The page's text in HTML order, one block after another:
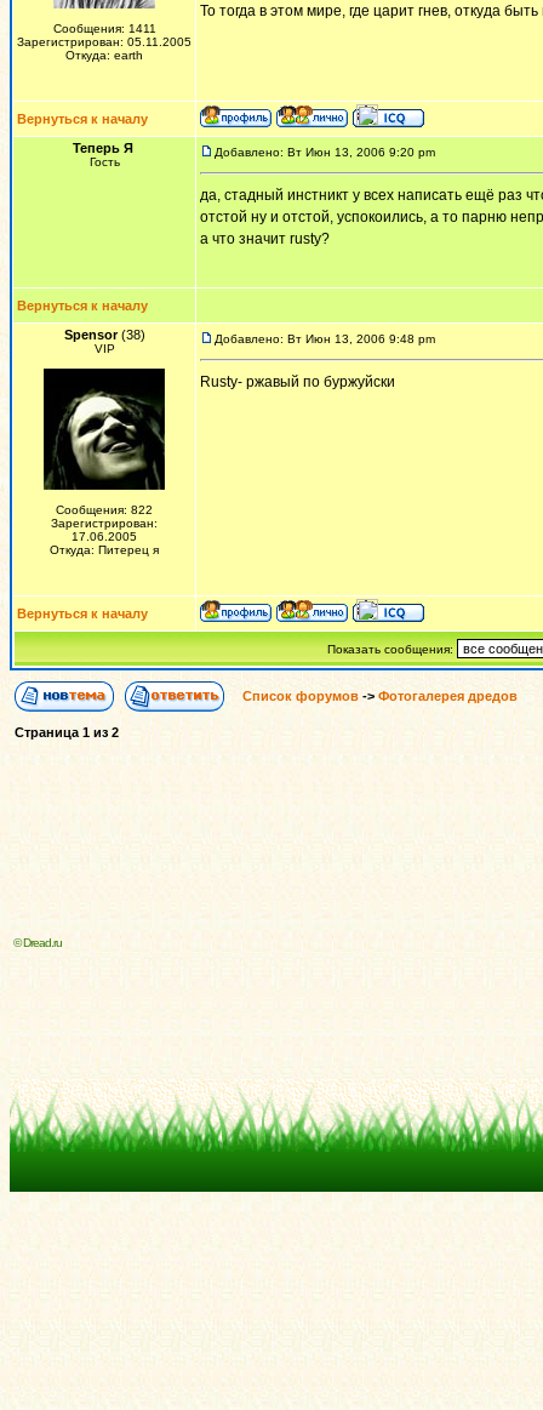
Сообщения: 1411
Зарегистрирован: 05.11.2005
Откуда: earth
То тогда в этом мире, где царит гнев, откуда
Вернуться к началу
Теперь Я
Гость
Добавлено: Вт Июн 13, 2006 9:20 pm
да, стадный инстникт у всех написать ещё раз
отстой ну и отстой, успокоились, а то парню
а что значит rusty?
Вернуться к началу
Spensor(38)
VIP
Сообщения: 822
Зарегистрирован:
17.06.2005
Откуда: Питерец я
Добавлено: Вт Июн 13, 2006 9:48 pm
Rusty- ржавый по буржуйски
Вернуться к началу
Показать сообщения:
Список форумов -> Фотогалерея дредов
Страница 1из 2
© Dread.ru